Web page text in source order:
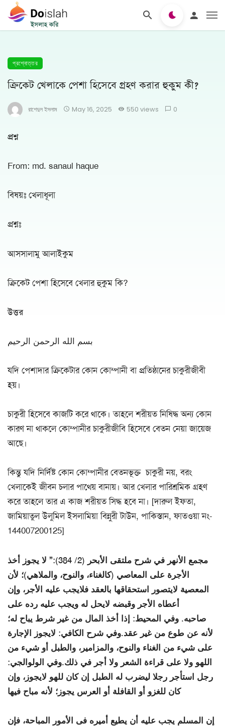
প্রশ্নোত্তর
ক্রিকেট খেলাকে পেশা হিসেবে গ্রহণ করার হুকুম কী?
রাশেদুল ইসলাম May 16, 2025 550 views 0
প্রশ্ন
From: md. sanaul haque
বিষয়ঃ খেলাধূলা
প্রশ্নঃ
আসসালামু আলাইকুম
ক্রিকেট পেশা হিসেবে খেলার হুকুম কি?
উত্তর
بسم الله الرحمن الرحيم
যদি পেশাদার ক্রিকেটার কোন কোম্পানী বা প্রতিষ্ঠানের চাকুরীজীবী
হয়।
চাকুরী হিসেবে কাজটি করে থাকে। তাহলে শরীয়ত নিষিদ্ধ অন্য কোন
কারণ না থাকলে কোম্পানীর চাকুরীজীবি হিসেবে বেতন নেয়া জায়েজ
আছে।
কিন্তু যদি নির্দিষ্ট কোন কোম্পানীর বেতনভূক্ত চাকুরী নয়, বরং
খেলাকেই জীবন চলার পাথেয় বানায়। আর খেলার পারিশ্রমিক গ্রহণ
করে তাহলে তার এ কাজ শরীয়ত সিদ্ধ হবে না। [দারুল ইফতা,
জামিয়াতুল উলুমিল ইসলামিয়া বিন্নুরী টাউন, পাকিস্তান, ফাতওয়া নং-
144007200125]
مجمع الأنهر في شرح ملتقى الأبحر (2/ 384):” لا يجوز أخذ
الأجرة على المعاصي (كالغناء، والنوح، والملاهي)؛ لأن
المعصية لايتصور استحقاقها بالعقد فلايجب عليه الأجر، وإن
أعطاه الأجر وقبضه لايحل له ويجب عليه رده على
صاحبه. وفي المحيط: إذا أخذ المال من غير شرط يباح له؛
لأنه عن طوع من غير عقد.وفي شرح الكافي: لايجوز الإجارة
على شيء من الغناء والنوح، والمزامير، والطبل أو شيء من
اللهو ولا على قراءة الشعر ولا أجر في ذلك.وفي الولوالجي:
رجل استأجر رجلا ليضرب له الطبل إن كان للهو لايجوز، وإن
كان للغزو أو القافلة أو العرس يجوز؛ لأنه مباح فيها
إن المسلم يجب عليه أن يطيع أميره فى الأمور المباحة، فإن